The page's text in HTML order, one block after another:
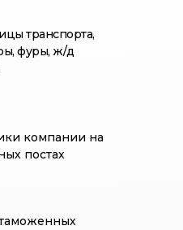
компании на
постах
транспорта,
фуры, ж/д